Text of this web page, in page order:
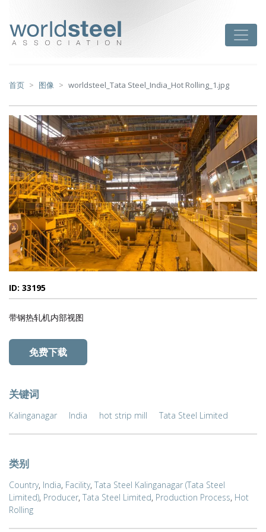
首页 图像 worldsteel_Tata Steel_India_Hot Rolling_1.jpg
ID: 33195
带钢热轧机内部视图
免费下载
关键词
Kalinganagar India hot strip mill Tata Steel Limited
类别
Country, India, Facility, Tata Steel Kalinganagar (Tata Steel
Limited), Producer, Tata Steel Limited, Production Process, Hot
Rolling